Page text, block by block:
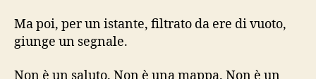
Ma poi, per un istante, filtrato da ere di vuoto,
giunge un segnale.
Non è un saluto. Non è una mappa. Non è un